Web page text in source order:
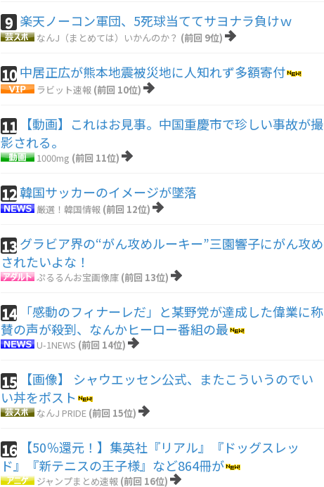
9 楽天ノーコン軍団、5死球当ててサヨナラ負けｗ
なんJ（まとめては）いかんのか？ (前回 9位)
10 中居正広が熊本地震被災地に人知れず多額寄付
ラビット速報 (前回 10位)
11
【動画】これはお見事。中国重慶市で珍しい事故が撮
影される。
1000mg (前回 11位)
12韓国サッカーのイメージが墜落
厳選！韓国情報 (前回 12位)
13 グラビア界の“がん攻めルーキー”三園響子にがん攻め
されたいよな！
ぷるるんお宝画像庫 (前回 13位)
14 「感動のフィナーレだ」と某野党が達成した偉業に称
賛の声が殺到、なんかヒーロー番組の最
U-1NEWS (前回 14位)
15
【画像】 シャウエッセン公式、またこういうのでい
い丼をポスト
なんJ PRIDE (前回 15位)
16
【50％還元！】集英社『リアル』『ドッグスレッ
ド』『新テニスの王子様』など864冊が
ジャンプまとめ速報 (前回 16位)